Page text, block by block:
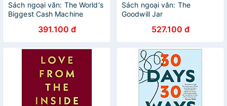
Sách ngoại văn: The World's
Biggest Cash Machine
391.100 đ
Sách ngoại văn: The
Goodwill Jar
527.100 đ